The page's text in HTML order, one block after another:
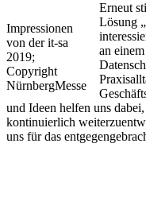
Impressionen
von der it-sa
2019;
Copyright
NürnbergMesse
Erneut
Lösung
an
und Ideen helfen uns
kontinuierlich
uns für das